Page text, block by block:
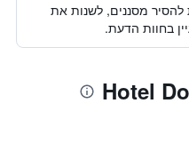
מסננים, לשנות את
בחוות הדעת.